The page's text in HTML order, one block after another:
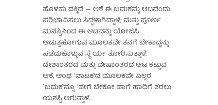
ಹೊಳಹು ದಕ್ಕಿದೆ — ಆಕೆ ಈ ಬದುಕನ್ನು ಆಟವೆಂದು
ಪರಿಭಾವಿಸಲು ಸಿದ್ಧಳಾಗಿದ್ದಾಳೆ; ಮತ್ತು ಪೂರ್ಣ
ಮನಸ್ಸಿನಿಂದ ಈ ಆಟವನ್ನು ಯೋಜಿಸಿ
ಆಡುತ್ತಹೋಗುವ ಮೂಲಕವೇ ತನಗೆ ಬೇಕಾದ್ದನ್ನು
ಪಡೆದುಕೊಳ್ಳುವ ಸ್ಥೆ ರ್ಯ ತೋರಿಸುತ್ತಾಳೆ.
ದೇಶಾಂತರದ ಮತ್ತು ವೇಷಾಂತರದ ಆಟ ಕಟ್ಟುವ
ಆಕೆ, ಅಂಥ `ನಾಟಕ’ದ ಮೂಲಕವೇ ಎಲ್ಲರ
`ಬದುಕ’ನ್ನೂ `ಹೇಗೆ ಬೇಕೋ ಹಾಗೆ’ ಹಾದಿಗೆ ತರಲು
ಯಶಸ್ವಿ ಆಗುತ್ತಾಳೆ…